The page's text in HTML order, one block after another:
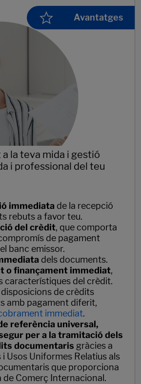
Avantatges
la teva mida i gestió
i professional del teu
immediata de la recepció
rebuts a favor teu.
del crèdit, que comporta
de pagament
banc emissor.
dels documents.
o finançament immediat,
característiques del crèdit.
disposicions de crèdits
amb pagament diferit,
immediat.
referència universal,
per a la tramitació dels
documentaris gràcies a
i Usos Uniformes Relatius als
que proporciona
de Comerç Internacional.